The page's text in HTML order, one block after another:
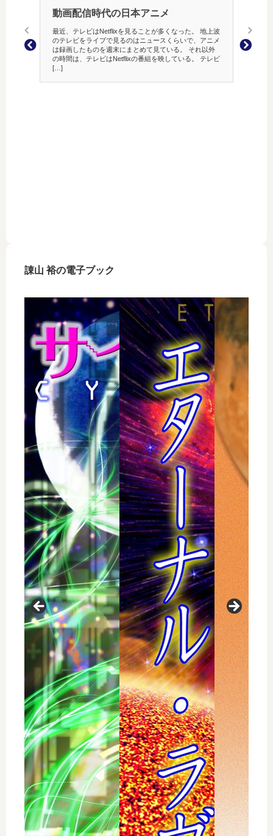
動画配信時代の日本アニメ
最近、テレビはNetflixを見ることが多くなった。 地上波
のテレビをライブで見るのはニュースくらいで、アニメ
は録画したものを週末にまとめて見ている。 それ以外
の時間は、テレビはNetflixの番組を映している。 テレビ
[…]
つぶや
の条件
諌山 裕の電子ブック